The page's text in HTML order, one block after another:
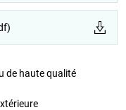
de haute qualité